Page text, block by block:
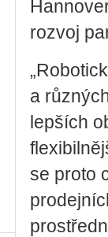
rozvoj
a
lepších
se proto